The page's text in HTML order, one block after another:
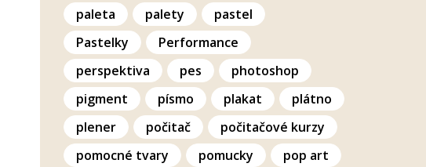
paleta
palety
pastel
Pastelky
Performance
perspektiva
pes
photoshop
pigment
písmo plakat
plátno
plener
počitač
počitačové kurzy
pomocné tvary
pomucky pop art